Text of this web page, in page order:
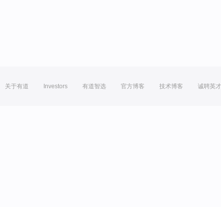
关于有道 Investors 有道智选 官方博客 技术博客 诚聘英才